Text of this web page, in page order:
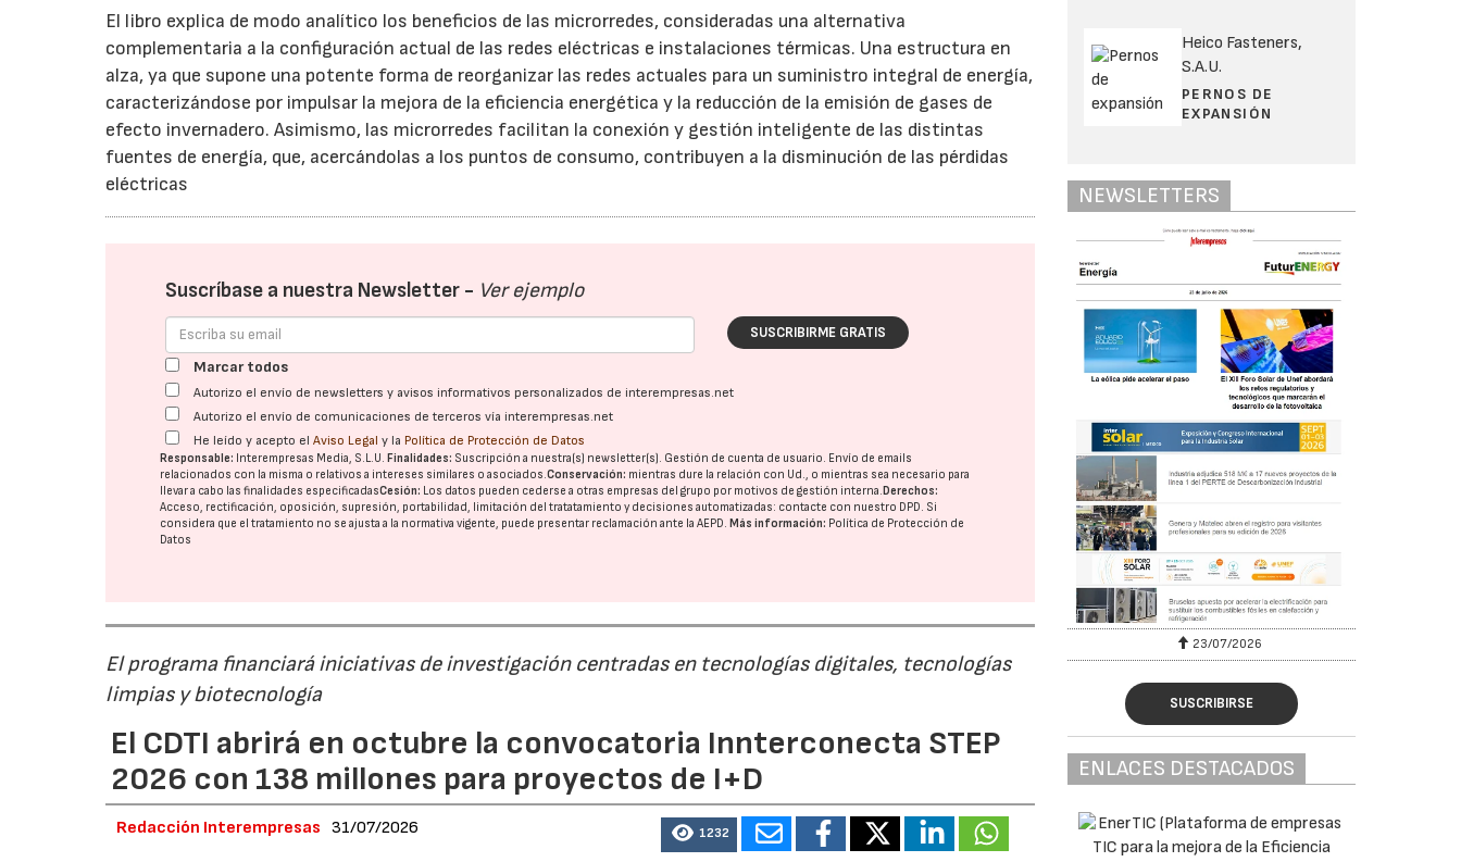
El libro explica de modo analítico los beneficios de las microrredes, consideradas una alternativa
complementaria a la configuración actual de las redes eléctricas e instalaciones térmicas. Una estructura en
alza, ya que supone una potente forma de reorganizar las redes actuales para un suministro integral de energía,
caracterizándose por impulsar la mejora de la eficiencia energética y la reducción de la emisión de gases de
efecto invernadero. Asimismo, las microrredes facilitan la conexión y gestión inteligente de las distintas
fuentes de energía, que, acercándolas a los puntos de consumo, contribuyen a la disminución de las pérdidas
eléctricas
Suscríbase a nuestra Newsletter - Ver ejemplo
SUSCRIBIRME GRATIS
Marcar todos
Autorizo el envío de newsletters y avisos informativos personalizados de interempresas.net
Autorizo el envío de comunicaciones de terceros vía interempresas.net
He leído y acepto elAviso Legal y la Política de Protección de Datos
Responsable: Interempresas Media, S.L.U.Finalidades: Suscripción a nuestra(s) newsletter(s). Gestión de cuenta de usuario. Envío de emails
relacionados con la misma o relativos a intereses similares o asociados.Conservación: mientras dure la relación con Ud., o mientras sea necesario para
llevar a cabo las finalidades especificadasCesión: Los datos pueden cederse a otras empresas del grupo por motivos de gestión interna.Derechos:
Acceso, rectificación, oposición, supresión, portabilidad, limitación del tratatamiento y decisiones automatizadas: contacte con nuestro DPD. Si
considera que el tratamiento no se ajusta a la normativa vigente, puede presentar reclamación ante laAEPD.Más información: Política de Protección de
Datos
El programa financiará iniciativas de investigación centradas en tecnologías digitales, tecnologías
limpias y biotecnología
El CDTI abrirá en octubre la convocatoria Innterconecta STEP
2026 con 138 millones para proyectos de I+D
Redacción Interempresas 31/07/2026 1232
Heico Fasteners,
S.A.U.
PERNOS DE
EXPANSIÓN
NEWSLETTERS
23/07/2026
SUSCRIBIRSE
ENLACES DESTACADOS